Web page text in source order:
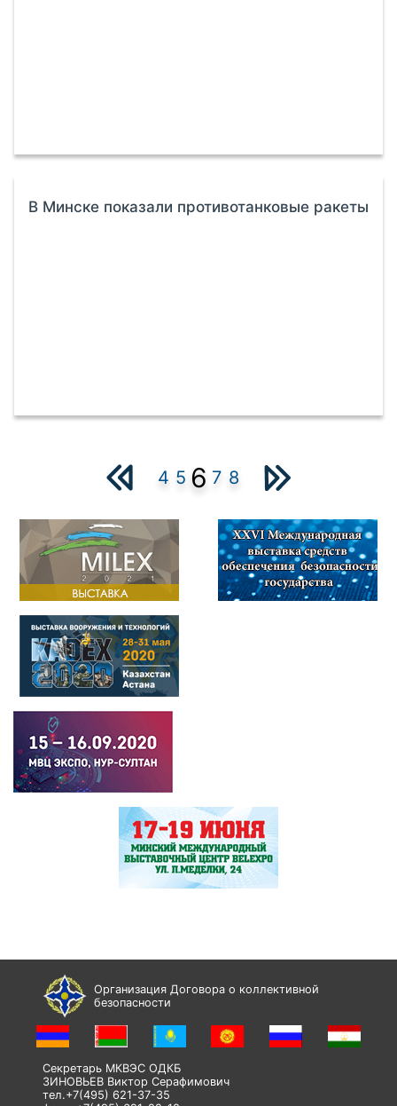
В Минске показали противотанковые ракеты
4 5 6 7 8
Организация Договора о коллективной
безопасности
Секретарь МКВЭС ОДКБ
ЗИНОВЬЕВ Виктор Серафимович
тел.+7(495) 621-37-35